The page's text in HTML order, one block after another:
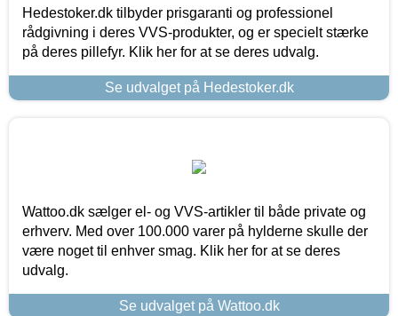
Hedestoker.dk tilbyder prisgaranti og professionel
rådgivning i deres VVS-produkter, og er specielt stærke
på deres pillefyr. Klik her for at se deres udvalg.
Se udvalget på Hedestoker.dk
Wattoo.dk sælger el- og VVS-artikler til både private og
erhverv. Med over 100.000 varer på hylderne skulle der
være noget til enhver smag. Klik her for at se deres
udvalg.
Se udvalget på Wattoo.dk